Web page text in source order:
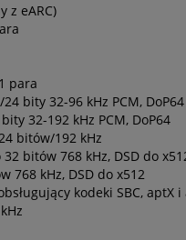
z eARC)
para
bity 32-96 kHz PCM, DoP64
32-192 kHz PCM, DoP64
bitów/192 kHz
bitów 768 kHz, DSD do
768 kHz, DSD do x512
kodeki SBC, aptX i